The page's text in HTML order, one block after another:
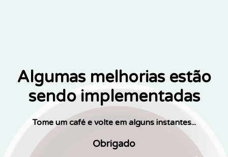
Algumas melhorias estão
sendo implementadas
Tome um café e volte em alguns instantes...
Obrigado